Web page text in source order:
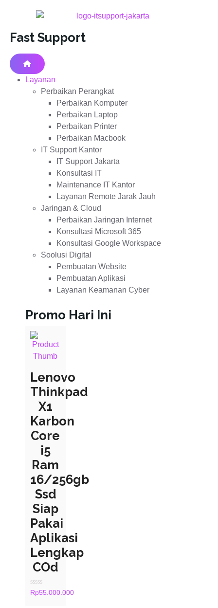
Fast Support
Layanan
Perbaikan Perangkat
Perbaikan Komputer
Perbaikan Laptop
Perbaikan Printer
Perbaikan Macbook
IT Support Kantor
IT Support Jakarta
Konsultasi IT
Maintenance IT Kantor
Layanan Remote Jarak Jauh
Jaringan & Cloud
Perbaikan Jaringan Internet
Konsultasi Microsoft 365
Konsultasi Google Workspace
Soolusi Digital
Pembuatan Website
Pembuatan Aplikasi
Layanan Keamanan Cyber
Promo Hari Ini
Lenovo
Thinkpad
X1
Karbon
Core
i5
Ram
16/256gb
Ssd
Siap
Pakai
Aplikasi
Lengkap
COd
Rated
Rp55.000.000